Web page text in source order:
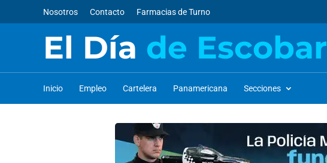
Nosotros Contacto Farmacias de Turno
El Día de Escobar
Inicio Empleo Cartelera Panamericana Secciones